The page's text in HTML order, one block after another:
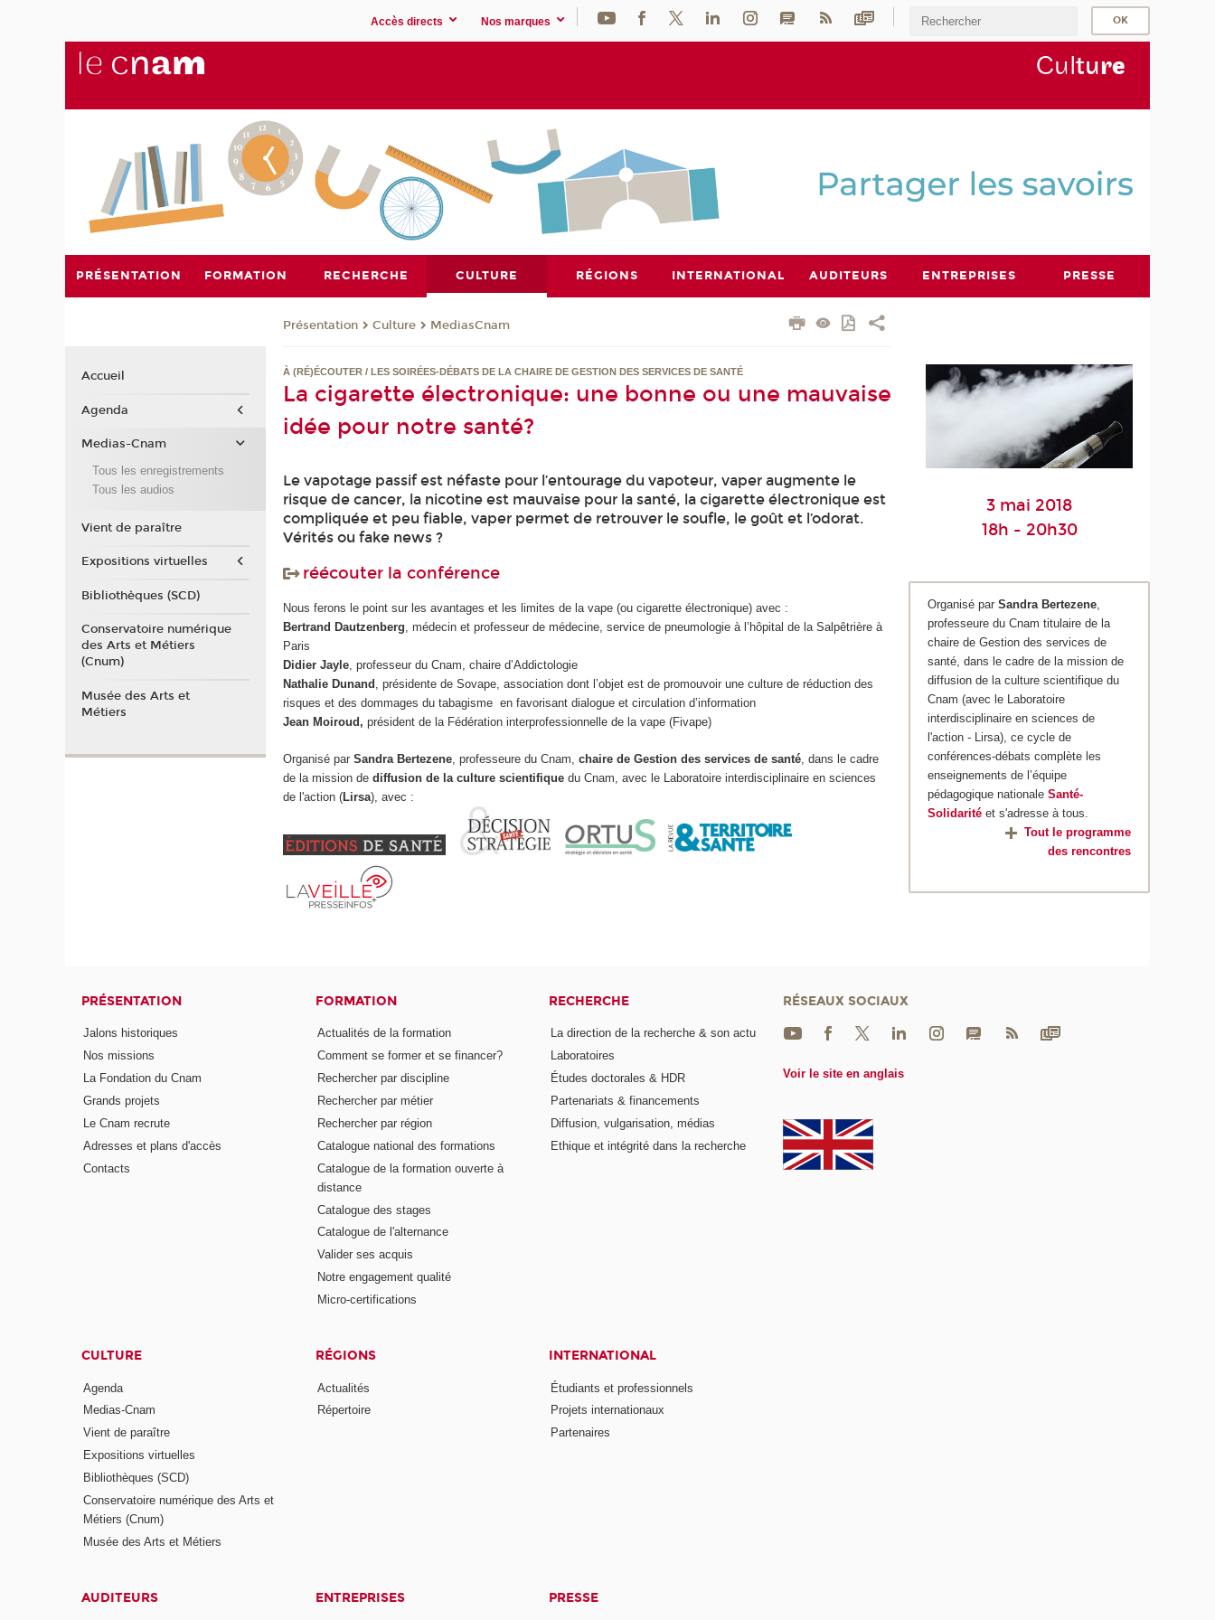
Accès directs Nos marques
Culture
PRÉSENTATION FORMATION RECHERCHE CULTURE RÉGIONS INTERNATIONAL AUDITEURS ENTREPRISES PRESSE
Présentation Culture MediasCnam
À (RÉ)ÉCOUTER / LES SOIRÉES-DÉBATS DE LA CHAIRE DE GESTION DES SERVICES DE SANTÉ
La cigarette électronique: une bonne ou une mauvaise
idée pour notre santé?
Le vapotage passif est néfaste pour l’entourage du vapoteur, vaper augmente le
risque de cancer, la nicotine est mauvaise pour la santé, la cigarette électronique est
compliquée et peu fiable, vaper permet de retrouver le soufle, le goût et l’odorat.
Vérités ou fake news ?
réécouter la conférence
Nous ferons le point sur les avantages et les limites de la vape (ou cigarette électronique) avec :
Bertrand Dautzenberg, médecin et professeur de médecine, service de pneumologie à l’hôpital de la Salpêtrière à
Paris
Didier Jayle, professeur du Cnam, chaire d’Addictologie
Nathalie Dunand , présidente de Sovape, association dont l’objet est de promouvoir une culture de réduction des
risques et des dommages du tabagisme en favorisant dialogue et circulation d’information
Jean Moiroud, président de la Fédération interprofessionnelle de la vape (Fivape)
Organisé parSandra Bertezene , professeure du Cnam,chaire de Gestion des services de santé , dans le cadre
de la mission dediffusion de la culture scientifique du Cnam, avec le Laboratoire interdisciplinaire en sciences
de l'action (Lirsa), avec :
3 mai 2018
18h - 20h30
Organisé parSandra Bertezene,
professeure du Cnam titulaire de la
chaire de Gestion des services de
santé, dans le cadre de la mission de
diffusion de la culture scientifique du
Cnam (avec le Laboratoire
interdisciplinaire en sciences de
l'action - Lirsa), ce cycle de
conférences-débats complète les
enseignements de l’équipe
pédagogique nationaleSanté-
Solidarité et s'adresse à tous.
Tout le programme
des rencontres
Accueil
Agenda
Medias-Cnam
Tous les enregistrements
Tous les audios
Vient de paraître
Expositions virtuelles
Bibliothèques (SCD)
Conservatoire numérique
des Arts et Métiers
(Cnum)
Musée des Arts et
Métiers
PRÉSENTATION
Jalons historiques
Nos missions
La Fondation du Cnam
Grands projets
Le Cnam recrute
Adresses et plans d'accès
Contacts
FORMATION
Actualités de la formation
Comment se former et se financer?
Rechercher par discipline
Rechercher par métier
Rechercher par région
Catalogue national des formations
Catalogue de la formation ouverte à
distance
Catalogue des stages
Catalogue de l'alternance
Valider ses acquis
Notre engagement qualité
Micro-certifications
RECHERCHE
La direction de la recherche & son actu
Laboratoires
Études doctorales & HDR
Partenariats & financements
Diffusion, vulgarisation, médias
Ethique et intégrité dans la recherche
CULTURE
Agenda
Medias-Cnam
Vient de paraître
Expositions virtuelles
Bibliothèques (SCD)
Conservatoire numérique des Arts et
Métiers (Cnum)
Musée des Arts et Métiers
RÉGIONS
Actualités
Répertoire
INTERNATIONAL
Étudiants et professionnels
Projets internationaux
Partenaires
AUDITEURS ENTREPRISES PRESSE
RÉSEAUX SOCIAUX
Voir le site en anglais